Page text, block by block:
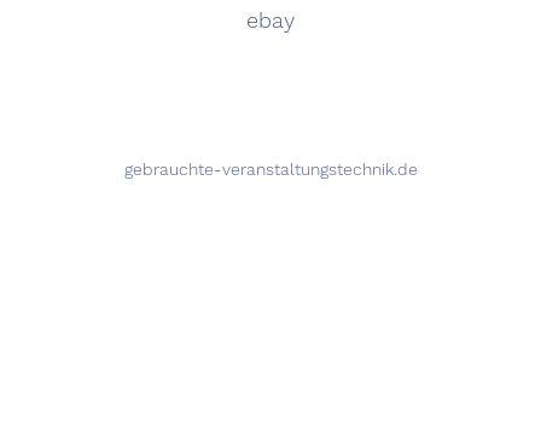
ebay
gebrauchte-veranstaltungstechnik.de